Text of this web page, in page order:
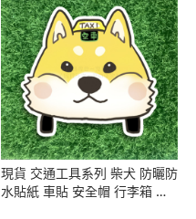
現貨 交通工具系列 柴犬 防曬防
水貼紙 車貼 安全帽 行李箱 露